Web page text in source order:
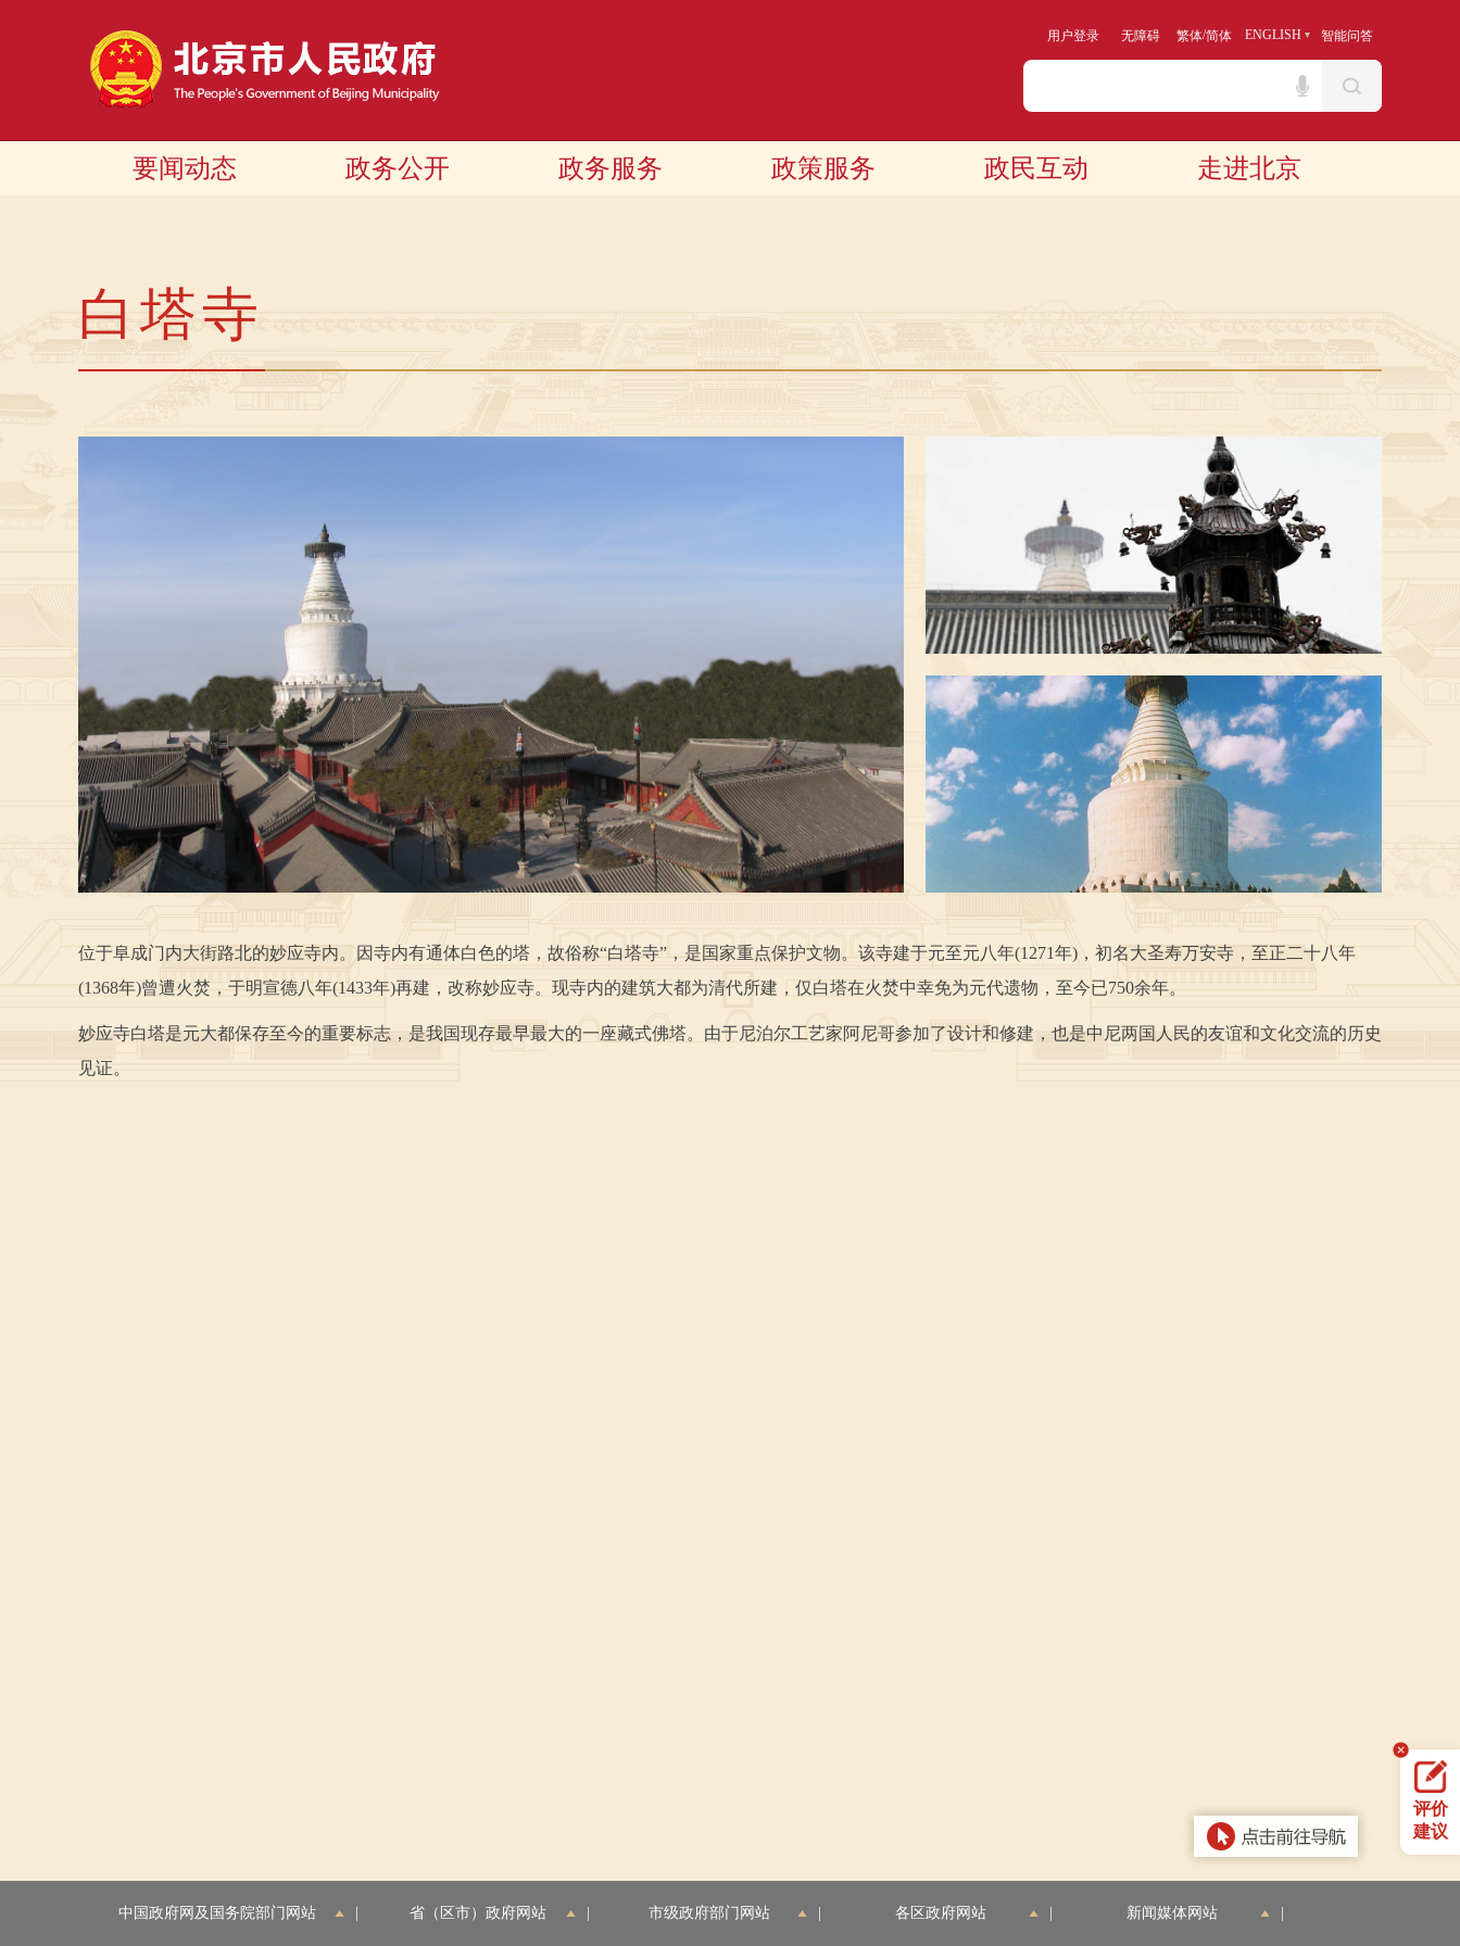
用户登录 无障碍 繁体/简体 ENGLISH 智能问答
要闻动态 政务公开 政务服务 政策服务 政民互动 走进北京
白塔寺
位于阜成门内大街路北的妙应寺内。因寺内有通体白色的塔，故俗称“白塔寺”，是国家重点保护文物。该寺建于元至元八年(1271年)，初名大圣寿万安寺，至正二十八年
(1368年)曾遭火焚，于明宣德八年(1433年)再建，改称妙应寺。现寺内的建筑大都为清代所建，仅白塔在火焚中幸免为元代遗物，至今已750余年。
妙应寺白塔是元大都保存至今的重要标志，是我国现存最早最大的一座藏式佛塔。由于尼泊尔工艺家阿尼哥参加了设计和修建，也是中尼两国人民的友谊和文化交流的历史
见证。
评价
建议
中国政府网及国务院部门网站 省（区市）政府网站 市级政府部门网站 各区政府网站 新闻媒体网站